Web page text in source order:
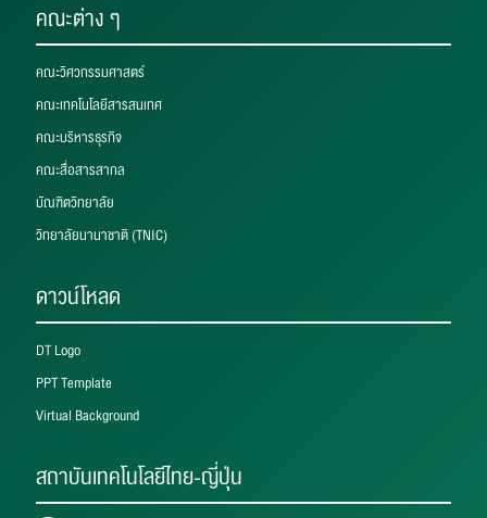
คณะต่าง ๆ
คณะวิศวกรรมศาสตร์
คณะเทคโนโลยีสารสนเทศ
คณะบริหารธุรกิจ
คณะสื่อสารสากล
บัณฑิตวิทยาลัย
วิทยาลัยนานาชาติ (TNIC)
ดาวน์โหลด
DT Logo
PPT Template
Virtual Background
สถาบันเทคโนโลยีไทย-ญี่ปุ่น